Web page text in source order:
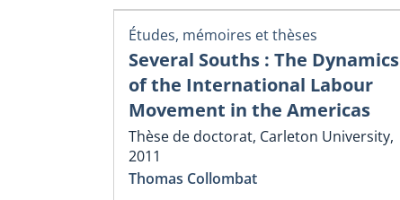
Études, mémoires et thèses
Several Souths : The Dynamics
of the International Labour
Movement in the Americas
Thèse de doctorat, Carleton University,
2011
Thomas Collombat